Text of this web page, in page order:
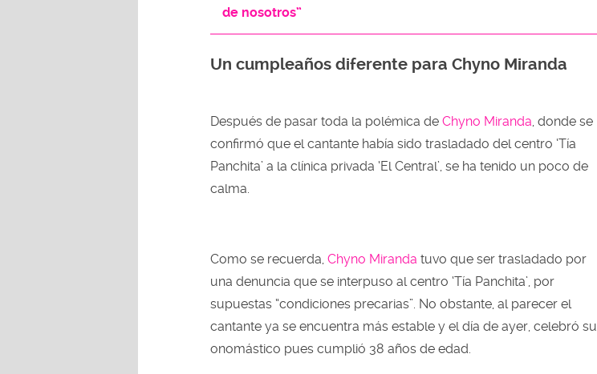
de nosotros”
Un cumpleaños diferente para Chyno Miranda
Después de pasar toda la polémica de Chyno Miranda , donde se
confirmó que el cantante había sido trasladado del centro ‘Tía
Panchita’ a la clínica privada ‘El Central’, se ha tenido un poco de
calma.
Como se recuerda, Chyno Miranda tuvo que ser trasladado por
una denuncia que se interpuso al centro ‘Tía Panchita’, por
supuestas “condiciones precarias”. No obstante, al parecer el
cantante ya se encuentra más estable y el día de ayer, celebró su
onomástico pues cumplió 38 años de edad.